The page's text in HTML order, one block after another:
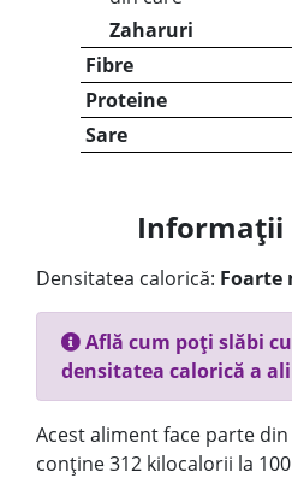
Zaharuri
Fibre
Proteine
Sare
Informații
Densitatea calorică: Foarte
Află cum poți slăbi
densitatea calorică a
Acest aliment face parte
conține 312 kilocalorii la